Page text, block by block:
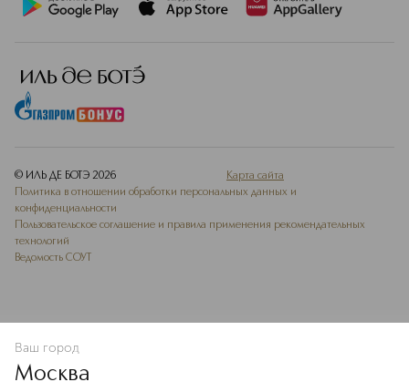
В КОРЗИНУ
© ИЛЬ ДЕ БОТЭ 2026
Карта сайта
Политика в отношении обработки персональных данных и
конфиденциальности
Пользовательское соглашение и правила применения рекомендательных
технологий
Ведомость СОУТ
Ваш город
Москва